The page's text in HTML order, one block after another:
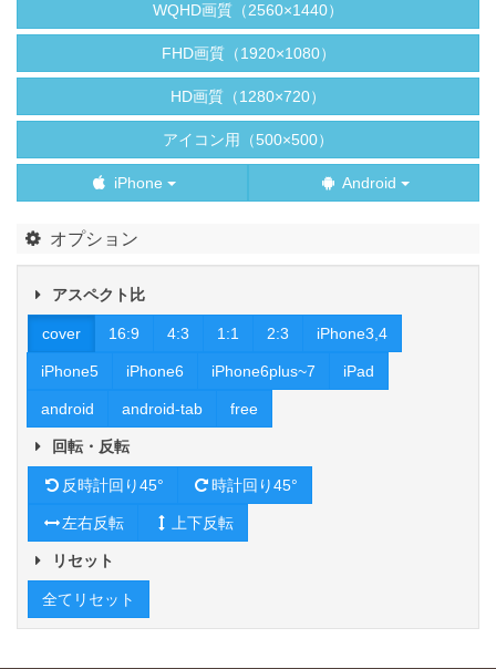
WQHD画質（2560×1440）
FHD画質（1920×1080）
HD画質（1280×720）
アイコン用（500×500）
iPhone Android
オプション
アスペクト比
cover 16:9 4:3 1:1 2:3 iPhone3,4
iPhone5 iPhone6 iPhone6plus~7 iPad
android android-tab free
回転・反転
反時計回り45° 時計回り45°
左右反転 上下反転
リセット
全てリセット